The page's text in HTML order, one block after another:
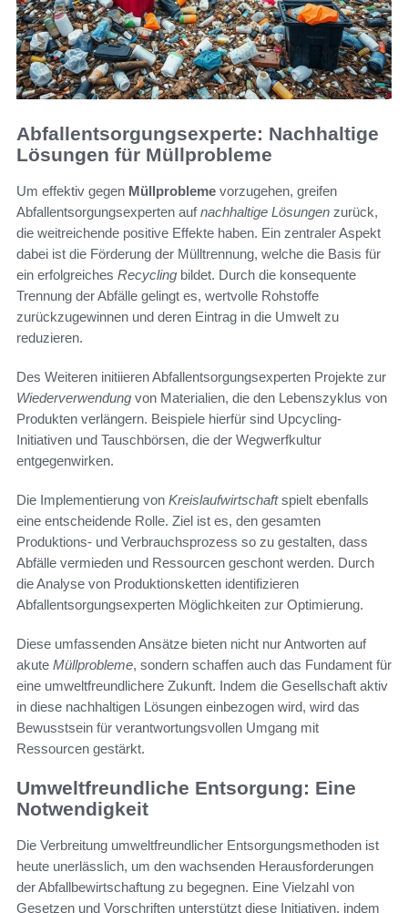
Abfallentsorgungsexperte: Nachhaltige
Lösungen für Müllprobleme
Um effektiv gegen Müllprobleme vorzugehen, greifen
Abfallentsorgungsexperten aufnachhaltige Lösungen zurück,
die weitreichende positive Effekte haben. Ein zentraler Aspekt
dabei ist die Förderung der Mülltrennung, welche die Basis für
ein erfolgreiches Recycling bildet. Durch die konsequente
Trennung der Abfälle gelingt es, wertvolle Rohstoffe
zurückzugewinnen und deren Eintrag in die Umwelt zu
reduzieren.
Des Weiteren initiieren Abfallentsorgungsexperten Projekte zur
Wiederverwendung von Materialien, die den Lebenszyklus von
Produkten verlängern. Beispiele hierfür sind Upcycling-
Initiativen und Tauschbörsen, die der Wegwerfkultur
entgegenwirken.
Die Implementierung von Kreislaufwirtschaftspielt ebenfalls
eine entscheidende Rolle. Ziel ist es, den gesamten
Produktions- und Verbrauchsprozess so zu gestalten, dass
Abfälle vermieden und Ressourcen geschont werden. Durch
die Analyse von Produktionsketten identifizieren
Abfallentsorgungsexperten Möglichkeiten zur Optimierung.
Diese umfassenden Ansätze bieten nicht nur Antworten auf
akute Müllprobleme, sondern schaffen auch das Fundament für
eine umweltfreundlichere Zukunft. Indem die Gesellschaft aktiv
in diese nachhaltigen Lösungen einbezogen wird, wird das
Bewusstsein für verantwortungsvollen Umgang mit
Ressourcen gestärkt.
Umweltfreundliche Entsorgung: Eine
Notwendigkeit
Die Verbreitung umweltfreundlicher Entsorgungsmethoden ist
heute unerlässlich, um den wachsenden Herausforderungen
der Abfallbewirtschaftung zu begegnen. Eine Vielzahl von
Gesetzen und Vorschriften unterstützt diese Initiativen, indem